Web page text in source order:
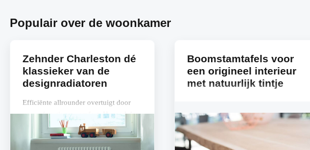
Populair over de woonkamer
Zehnder Charleston dé
klassieker van de
designradiatoren
Efficiënte allrounder overtuigt door
vorm, functie en comfort. Hoewel de
tijd van de klassiek geribbelde
radiatoren voorbij lijkt, blijft de
Boomstamtafels voor
een origineel interieur
met natuurlijk tintje